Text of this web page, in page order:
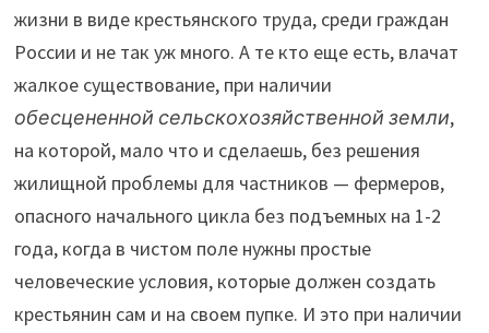
жизни в виде крестьянского труда, среди граждан
России и не так уж много. А те кто еще есть, влачат
жалкое существование, при наличии
обесцененной сельскохозяйственной земли,
на которой, мало что и сделаешь, без решения
жилищной проблемы для частников — фермеров,
опасного начального цикла без подъемных на 1-2
года, когда в чистом поле нужны простые
человеческие условия, которые должен создать
крестьянин сам и на своем пупке. И это при наличии